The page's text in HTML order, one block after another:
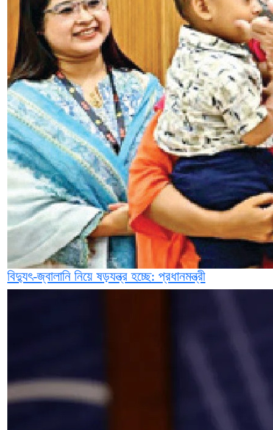
বিদ্যুৎ-জ্বালানি নিয়ে ষড়যন্ত্র হচ্ছে: প্রধানমন্ত্রী